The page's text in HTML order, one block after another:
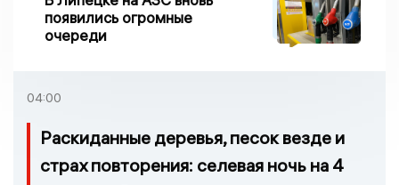
появились огромные
очереди
04:00
Раскиданные деревья, песок везде и
страх повторения: селевая ночь на 4